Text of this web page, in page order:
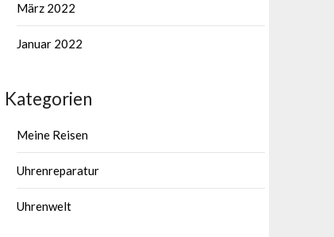
März 2022
Januar 2022
Kategorien
Meine Reisen
Uhrenreparatur
Uhrenwelt